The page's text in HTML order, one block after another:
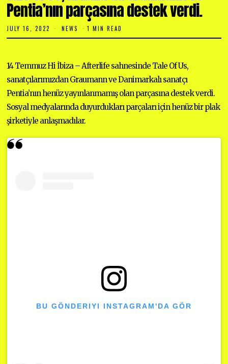
Pentia’nın parçasına destek verdi.
JULY 16, 2022
U
6
2
2
2
NEWS 1 MIN READ
14 Temmuz Hi İbiza – Afterlife sahnesinde Tale Of Us,
sanatçılarımızdan Graumann ve Danimarkalı sanatçı
Pentia’nın henüz yayınlanmamış olan parçasına destek verdi.
Sosyal medyalarında duyurdukları parçaları için henüz bir plak
şirketiyle anlaşmadılar.
BU GÖNDERIYI INSTAGRAM'DA GÖR